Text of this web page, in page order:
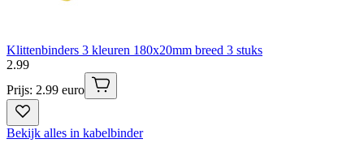
Klittenbinders 3 kleuren 180x20mm breed 3 stuks
2.99
Prijs: 2.99 euro
Bekijk alles in kabelbinder